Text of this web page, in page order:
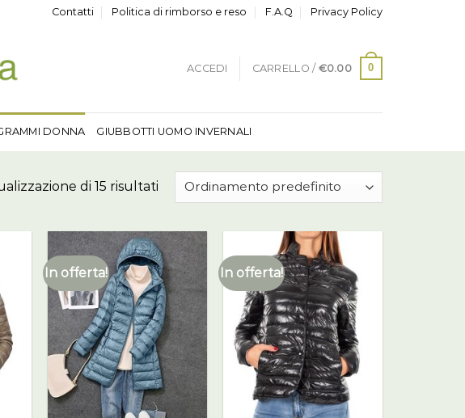
Contatti Politica di rimborso e reso F.A.Q Privacy Policy
ACCEDI CARRELLO / €0.00 0
DONNA GIUBBOTTI UOMO INVERNALI
di 15 risultati
In offerta! In offerta!